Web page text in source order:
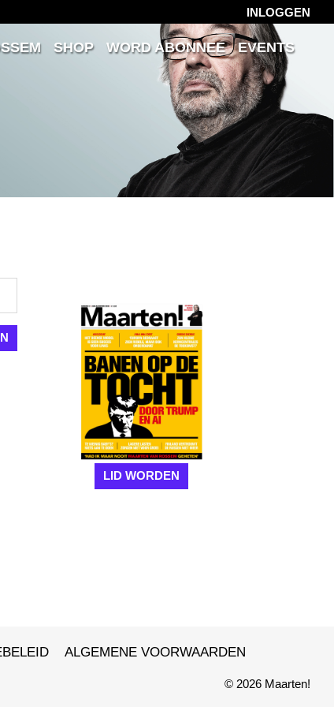
INLOGGEN
SHOP WORD ABONNEE
EVENTS
LID WORDEN
ALGEMENE VOORWAARDEN
© 2026 Maarten!